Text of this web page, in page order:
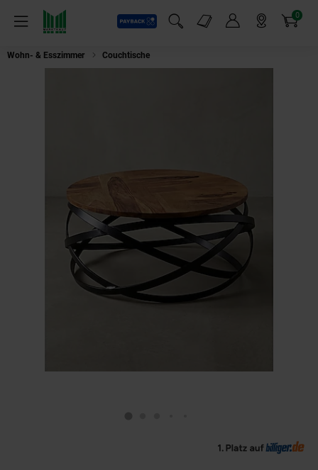
Menü
Payback
Suchfeld einblenden
Markt-Angebote 0
Artikel
Wohn- & Esszimmer Couchtische